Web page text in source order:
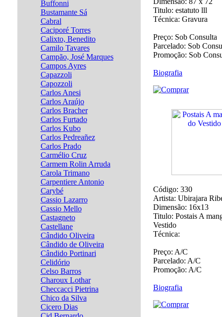
Buffonni
Bustamante Sá
Cabral
Caciporé Torres
Calixto, Benedito
Camilo Tavares
Campão, José Marques
Campos Ayres
Capazzoli
Capozzoli
Carlos Anesi
Carlos Araújo
Carlos Bracher
Carlos Furtado
Carlos Kubo
Carlos Pedreañez
Carlos Prado
Carmélio Cruz
Carmem Rolin Arruda
Carola Trimano
Carpentiere Antonio
Carybé
Cassio Lazarro
Cassio Mello
Castagneto
Castellane
Cândido Oliveira
Cândido de Oliveira
Cândido Portinari
Celidório
Celso Barros
Charoux Lothar
Checcacci Pietrina
Chico da Silva
Cicero Dias
Titulo: estatuto lll
Técnica: Gravura
Preço: Sob Consulta
Parcelado: Sob
Promoção: Sob
Biografia
Código: 330
Artista: Ubirajara
Dimensão: 16x13
Titulo: Postais A
Vestido
Técnica:
Preço: A/C
Parcelado: A/C
Promoção: A/C
Biografia